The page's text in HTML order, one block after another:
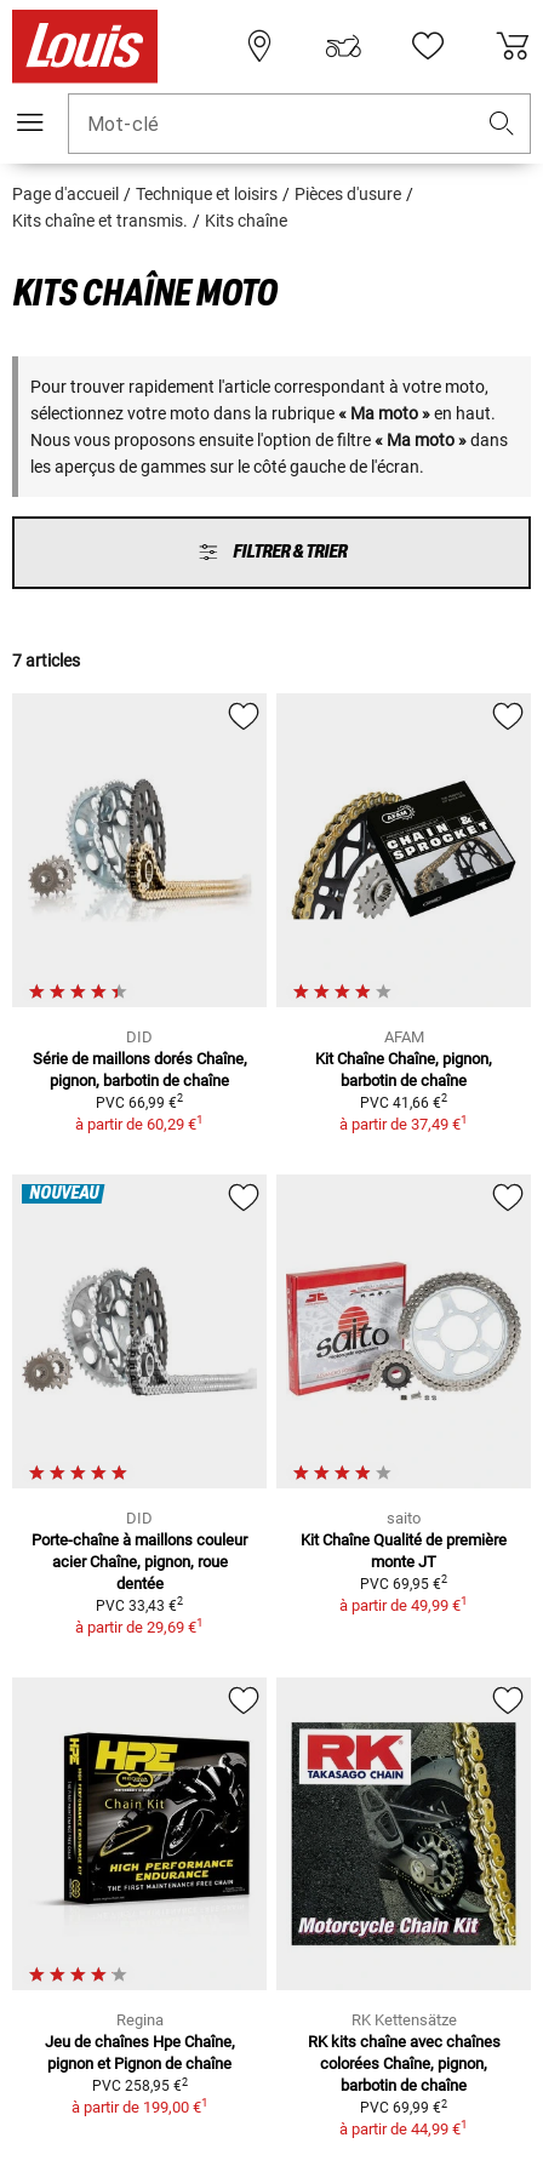
Mot-clé
Page d'accueil Technique et loisirs
Pièces d'usure
Kits chaîne et transmis.
Kits chaîne
KITS CHAÎNE MOTO
Pour trouver rapidement l'article correspondant à votre moto,
sélectionnez votre moto dans la rubrique« Ma moto »en haut.
Nous vous proposons ensuite l'option de filtre« Ma moto »dans
les aperçus de gammes sur le côté gauche de l'écran.
FILTRER & TRIER
7 articles
DID
Série de maillons dorés Chaîne,
pignon, barbotin de chaîne
PVC 66,99 €2
à partir de 60,29 €1
AFAM
Kit Chaîne Chaîne, pignon,
barbotin de chaîne
PVC 41,66 €2
à partir de 37,49 €1
NOUVEAU
DID
Porte-chaîne à maillons couleur
acier Chaîne, pignon, roue
dentée
PVC 33,43 €2
à partir de 29,69 €1
saito
Kit Chaîne Qualité de première
monte JT
PVC 69,95 €2
à partir de 49,99 €1
Regina
Jeu de chaînes Hpe Chaîne,
pignon et Pignon de chaîne
PVC 258,95 €2
à partir de 199,00 €1
RK Kettensätze
RK kits chaîne avec chaînes
colorées Chaîne, pignon,
barbotin de chaîne
PVC 69,99 €2
à partir de 44,99 €1